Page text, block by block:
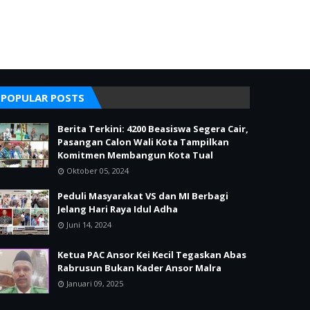
POPULAR POSTS
Berita Terkini: 4200 Beasiswa Segera Cair,
Pasangan Calon Wali Kota Tampilkan
Komitmen Membangun Kota Tual
Oktober 05, 2024
Peduli Masyarakat VS dan MI Berbagi
Jelang Hari Raya Idul Adha
Juni 14, 2024
Ketua PAC Ansor Kei Kecil Tegaskan Abas
Rabrusun Bukan Kader Ansor Malra
Januari 09, 2025